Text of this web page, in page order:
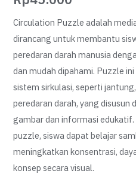
Circulation Puzzle adalah
dirancang untuk membantu
peredaran darah manusia
dan mudah dipahami. Puzzle
sistem sirkulasi, seperti
peredaran darah, yang
gambar dan informasi
puzzle, siswa dapat belajar
meningkatkan konsentrasi,
konsep secara visual.